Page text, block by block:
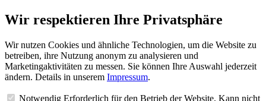
Wir respektieren Ihre Privatsphäre
Wir nutzen Cookies und ähnliche Technologien, um die Website zu
betreiben, ihre Nutzung anonym zu analysieren und
Marketingaktivitäten zu messen. Sie können Ihre Auswahl jederzeit
ändern. Details in unserem Impressum.
Notwendig Erforderlich für den Betrieb der Website. Kann nicht